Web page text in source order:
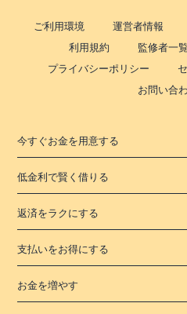
ご利用環境 運営者情報
利用規約
監修者一覧
プライバシーポリシー
お問い合
今すぐお金を用意する
低金利で賢く借りる
返済をラクにする
支払いをお得にする
お金を増やす